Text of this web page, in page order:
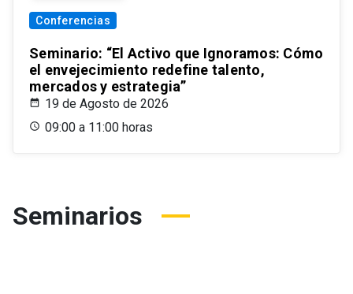
Conferencias
Seminario: “El Activo que Ignoramos: Cómo
el envejecimiento redefine talento,
mercados y estrategia”
19 de Agosto de 2026
09:00 a 11:00 horas
Seminarios